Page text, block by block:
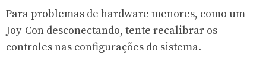
Para problemas de hardware menores, como um
Joy-Con desconectando, tente recalibrar os
controles nas configurações do sistema.